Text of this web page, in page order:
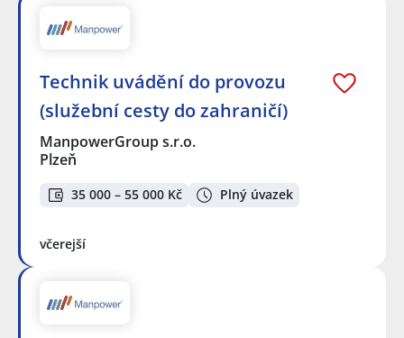
Technik uvádění do provozu
(služební cesty do zahraničí)
ManpowerGroup s.r.o.
Plzeň
35 000 – 55 000 Kč Plný úvazek
včerejší